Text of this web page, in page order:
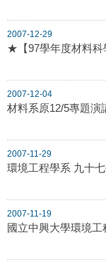
2007-12-29
★【97學年度材料
2007-12-04
材料系原12/5專題演
2007-11-29
環境工程學系 九十
2007-11-19
國立中興大學環境